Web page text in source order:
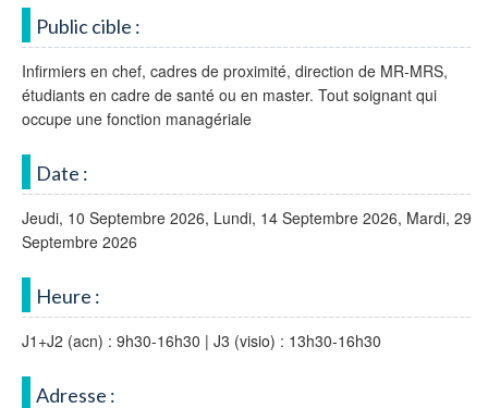
Public cible :
Infirmiers en chef, cadres de proximité, direction de MR-MRS,
étudiants en cadre de santé ou en master. Tout soignant qui
occupe une fonction managériale
Date :
Jeudi, 10 Septembre 2026, Lundi, 14 Septembre 2026, Mardi, 29
Septembre 2026
Heure :
J1+J2 (acn) : 9h30-16h30 | J3 (visio) : 13h30-16h30
Adresse :